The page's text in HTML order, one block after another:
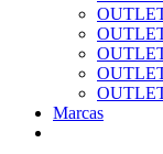
Marcas